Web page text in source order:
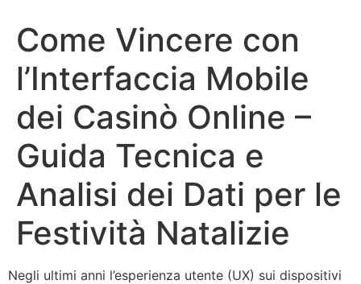
Come Vincere con
l’Interfaccia Mobile
dei Casinò Online –
Guida Tecnica e
Analisi dei Dati per le
Festività Natalizie
Negli ultimi anni l’esperienza utente (UX) sui dispositivi